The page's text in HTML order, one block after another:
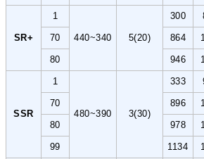
SR+
1
440~340 5(20)
300
70 864
80 946
SSR
1
480~390 3(30)
333
70 896
80 978
99 1134